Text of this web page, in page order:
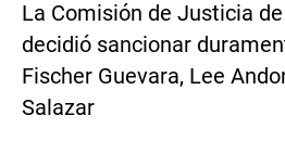
La Comisión de Justicia de
decidió sancionar
Fischer Guevara, Lee
Salazar